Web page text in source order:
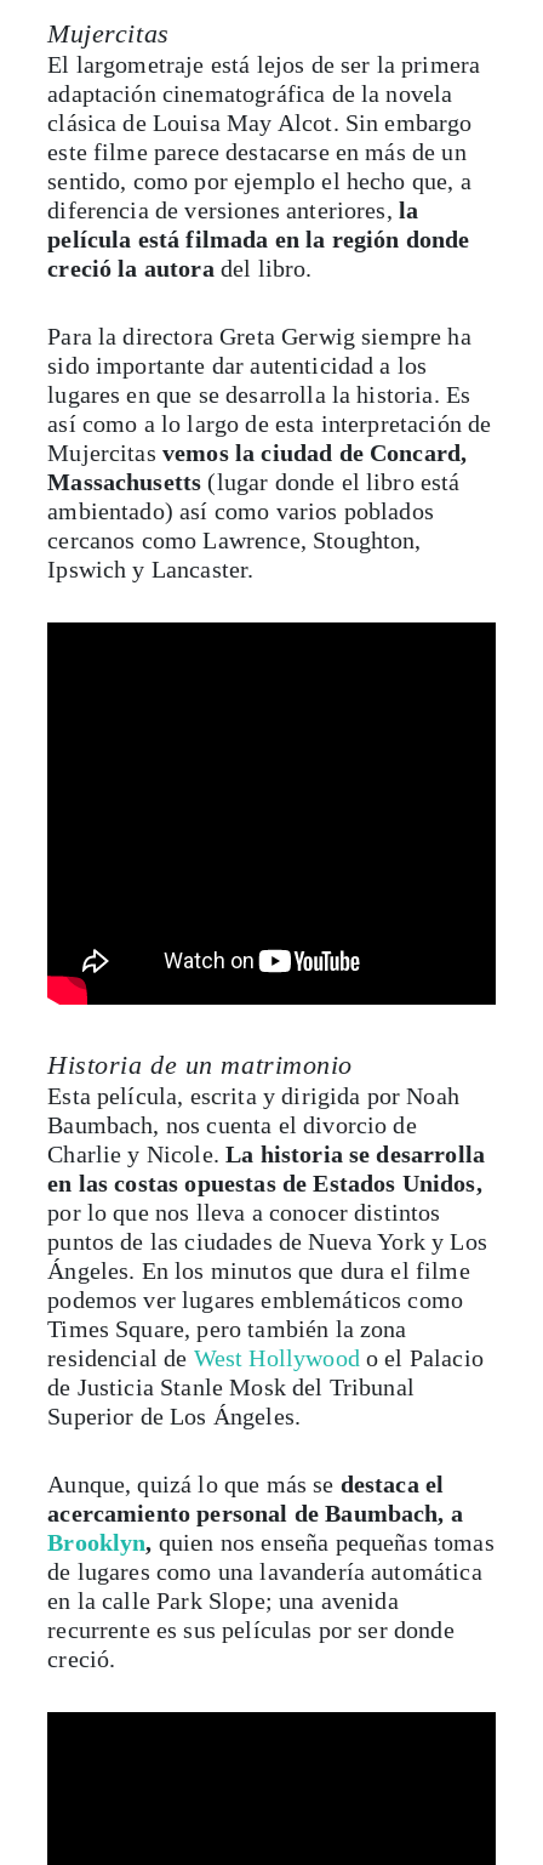
Mujercitas
El largometraje está lejos de ser la primera
adaptación cinematográfica de la novela
clásica de Louisa May Alcot. Sin embargo
este filme parece destacarse en más de un
sentido, como por ejemplo el hecho que, a
diferencia de versiones anteriores, la
película está filmada en la región donde
creció la autora del libro.
Para la directora Greta Gerwig siempre ha
sido importante dar autenticidad a los
lugares en que se desarrolla la historia. Es
así como a lo largo de esta interpretación de
Mujercitas vemos la ciudad de Concard,
Massachusetts (lugar donde el libro está
ambientado) así como varios poblados
cercanos como Lawrence, Stoughton,
Ipswich y Lancaster.
Historia de un matrimonio
Esta película, escrita y dirigida por Noah
Baumbach, nos cuenta el divorcio de
Charlie y Nicole.La historia se desarrolla
en las costas opuestas de Estados Unidos,
por lo que nos lleva a conocer distintos
puntos de las ciudades de Nueva York y Los
Ángeles. En los minutos que dura el filme
podemos ver lugares emblemáticos como
Times Square, pero también la zona
residencial de West Hollywood o el Palacio
de Justicia Stanle Mosk del Tribunal
Superior de Los Ángeles.
Aunque, quizá lo que más se destaca el
acercamiento personal de Baumbach, a
Brooklyn, quien nos enseña pequeñas tomas
de lugares como una lavandería automática
en la calle Park Slope; una avenida
recurrente es sus películas por ser donde
creció.